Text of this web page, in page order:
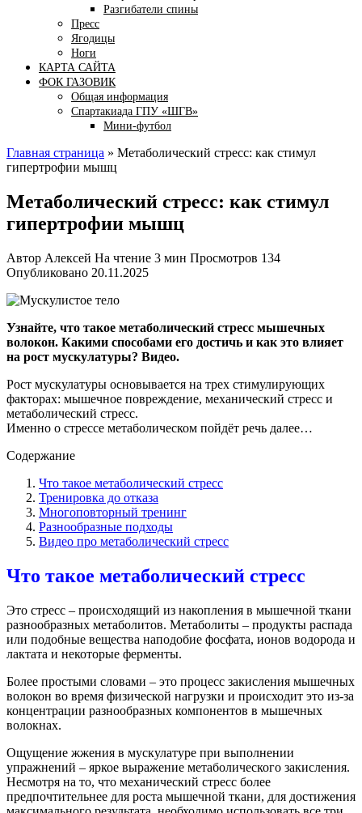
Разгибатели спины
Пресс
Ягодицы
Ноги
КАРТА САЙТА
ФОК ГАЗОВИК
Общая информация
Спартакиада ГПУ «ШГВ»
Мини-футбол
Главная страница » Метаболический стресс: как стимул
гипертрофии мышц
Метаболический стресс: как стимул
гипертрофии мышц
Автор Алексей На чтение 3 мин Просмотров 134
Опубликовано 20.11.2025
Узнайте, что такое метаболический стресс мышечных
волокон. Какими способами его достичь и как это влияет
на рост мускулатуры? Видео.
Рост мускулатуры основывается на трех стимулирующих
факторах: мышечное повреждение, механический стресс и
метаболический стресс.
Именно о стрессе метаболическом пойдёт речь далее…
Содержание
Что такое метаболический стресс
Тренировка до отказа
Многоповторный тренинг
Разнообразные подходы
Видео про метаболический стресс
Что такое метаболический стресс
Это стресс – происходящий из накопления в мышечной ткани
разнообразных метаболитов. Метаболиты – продукты распада
или подобные вещества наподобие фосфата, ионов водорода и
лактата и некоторые ферменты.
Более простыми словами – это процесс закисления мышечных
волокон во время физической нагрузки и происходит это из-за
концентрации разнообразных компонентов в мышечных
волокнах.
Ощущение жжения в мускулатуре при выполнении
упражнений – яркое выражение метаболического закисления.
Несмотря на то, что механический стресс более
предпочтительнее для роста мышечной ткани, для достижения